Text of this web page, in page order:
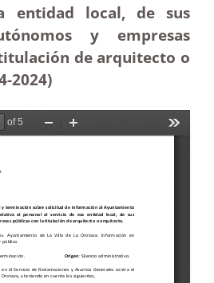
entidad local, de sus
y empresas
de arquitecto o
-2024)